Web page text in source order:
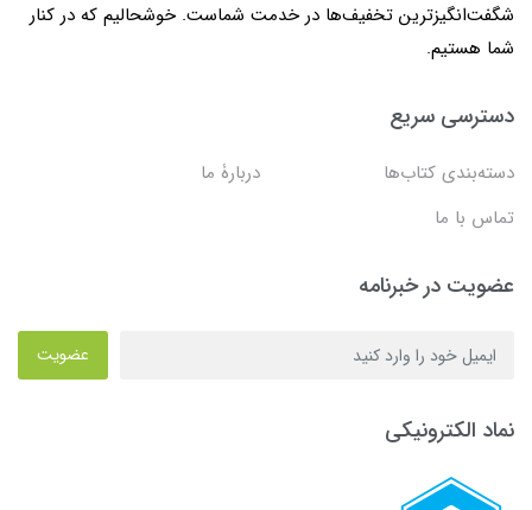
شگفت‌انگیزترین تخفیف‌ها در خدمت شماست. خوشحالیم که در کنار
شما هستیم.
دسترسی سریع
دسته‌بندی کتاب‌ها
دربارۀ ما
تماس با ما
عضویت در خبرنامه
عضویت
نماد الکترونیکی